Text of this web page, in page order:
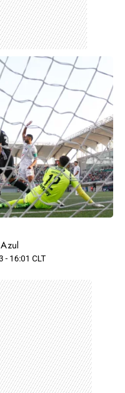
16:01 CLT